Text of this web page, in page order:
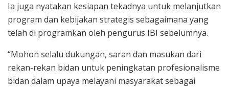
Ia juga nyatakan kesiapan tekadnya untuk melanjutkan
program dan kebijakan strategis sebagaimana yang
telah di programkan oleh pengurus IBI sebelumnya.
“Mohon selalu dukungan, saran dan masukan dari
rekan-rekan bidan untuk peningkatan profesionalisme
bidan dalam upaya melayani masyarakat sebagai